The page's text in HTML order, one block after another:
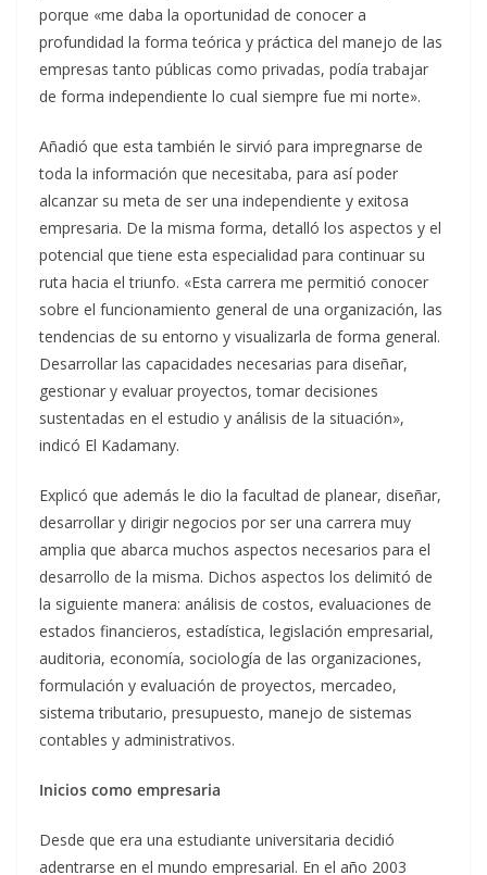
porque «me daba la oportunidad de conocer a
profundidad la forma teórica y práctica del manejo de las
empresas tanto públicas como privadas, podía trabajar
de forma independiente lo cual siempre fue mi norte».
Añadió que esta también le sirvió para impregnarse de
toda la información que necesitaba, para así poder
alcanzar su meta de ser una independiente y exitosa
empresaria. De la misma forma, detalló los aspectos y el
potencial que tiene esta especialidad para continuar su
ruta hacia el triunfo. «Esta carrera me permitió conocer
sobre el funcionamiento general de una organización, las
tendencias de su entorno y visualizarla de forma general.
Desarrollar las capacidades necesarias para diseñar,
gestionar y evaluar proyectos, tomar decisiones
sustentadas en el estudio y análisis de la situación»,
indicó El Kadamany.
Explicó que además le dio la facultad de planear, diseñar,
desarrollar y dirigir negocios por ser una carrera muy
amplia que abarca muchos aspectos necesarios para el
desarrollo de la misma. Dichos aspectos los delimitó de
la siguiente manera: análisis de costos, evaluaciones de
estados financieros, estadística, legislación empresarial,
auditoria, economía, sociología de las organizaciones,
formulación y evaluación de proyectos, mercadeo,
sistema tributario, presupuesto, manejo de sistemas
contables y administrativos.
Inicios como empresaria
Desde que era una estudiante universitaria decidió
adentrarse en el mundo empresarial. En el año 2003